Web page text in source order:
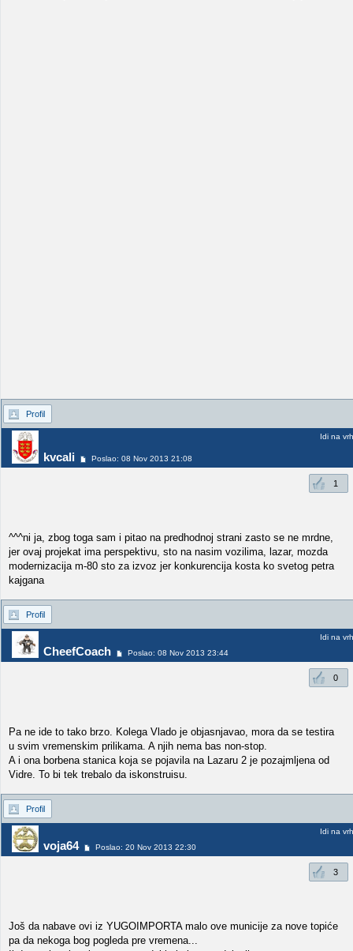
Profil
kvcali Poslao: 08 Nov 2013 21:08
Idi na vrh
1
^^^ni ja, zbog toga sam i pitao na predhodnoj strani zasto se ne mrdne,
jer ovaj projekat ima perspektivu, sto na nasim vozilima, lazar, mozda
modernizacija m-80 sto za izvoz jer konkurencija kosta ko svetog petra
kajgana
Profil
CheefCoach Poslao: 08 Nov 2013 23:44
Idi na vrh
0
Pa ne ide to tako brzo. Kolega Vlado je objasnjavao, mora da se testira
u svim vremenskim prilikama. A njih nema bas non-stop.
A i ona borbena stanica koja se pojavila na Lazaru 2 je pozajmljena od
Vidre. To bi tek trebalo da iskonstruisu.
Profil
voja64 Poslao: 20 Nov 2013 22:30
Idi na vrh
3
Još da nabave ovi iz YUGOIMPORTA malo ove municije za nove topiće
pa da nekoga bog pogleda pre vremena...